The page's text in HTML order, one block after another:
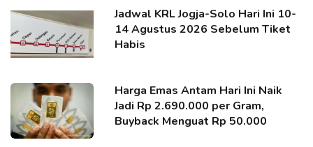
Jadwal KRL Jogja-Solo Hari Ini 10-
14 Agustus 2026 Sebelum Tiket
Habis
Harga Emas Antam Hari Ini Naik
Jadi Rp 2.690.000 per Gram,
Buyback Menguat Rp 50.000